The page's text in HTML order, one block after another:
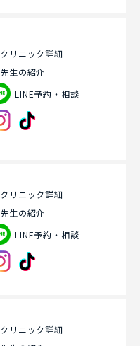
クリニック詳細
先生の紹介
LINE予約・相談
クリニック詳細
先生の紹介
LINE予約・相談
クリニック詳細